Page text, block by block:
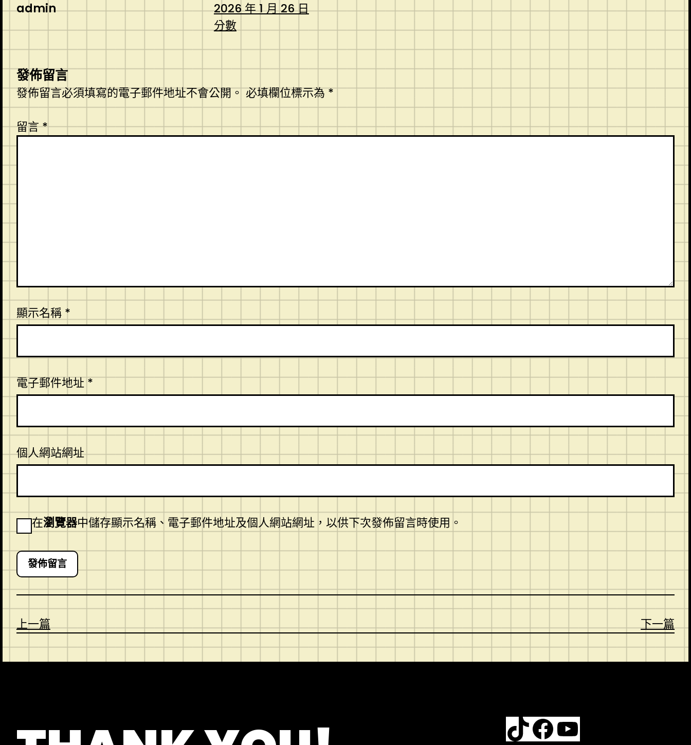
admin
2026 年 1 月 26 日
分數
發佈留言
發佈留言必須填寫的電子郵件地址不會公開。必填欄位標示為*
留言*
顯示名稱 *
電子郵件地址*
個人網站網址
在瀏覽器中儲存顯示名稱、電子郵件地址及個人網站網址，以供下次發佈留言時使用。
上一篇 下一篇
TikTok Facebook YouTube